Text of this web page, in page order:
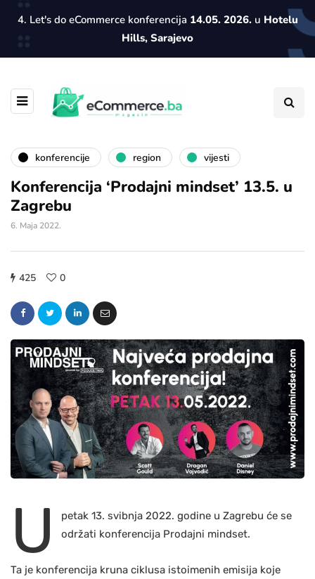
4. Let's do eCommerce konferencija 14.05. 2026.u Hotelu
Hills, Sarajevo
konferencije region vijesti
Konferencija ‘Prodajni mindset’ 13.5. u
Zagrebu
6. Maja 2022.
425 0
U
petak 13. svibnja 2022. godine u Zagrebu će se
održati konferencija Prodajni mindset.
Ta je konferencija kruna ciklusa istoimenih emisija koje